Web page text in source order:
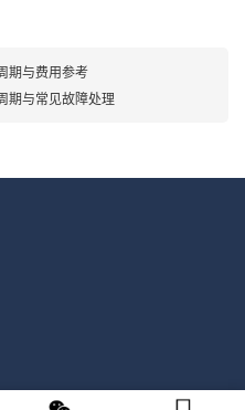
期与费用参考
期与常见故障处理